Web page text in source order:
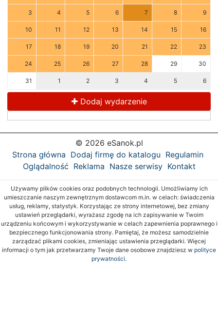
3 4 5 6 7 8 9
10 11 12 13 14 15 16
17 18 19 20 21 22 23
24 25 26 27 28 29 30
31 1 2 3 4 5 6
Dodaj wydarzenie
© 2026 eSanok.pl
Strona główna Dodaj firmę do katalogu Regulamin
Oglądalność Reklama Nasze serwisy Kontakt
Używamy plików cookies oraz podobnych technologii. Umożliwiamy ich
umieszczanie naszym zewnętrznym dostawcom m.in. w celach: świadczenia
usług, reklamy, statystyk. Korzystając ze strony internetowej, bez zmiany
ustawień przeglądarki, wyrażasz zgodę na ich zapisywanie w Twoim
urządzeniu końcowym i wykorzystywanie w celach zapewnienia poprawnego i
bezpiecznego funkcjonowania strony. Pamiętaj, że możesz samodzielnie
zarządzać plikami cookies, zmieniając ustawienia przeglądarki. Więcej
informacji o tym jak przetwarzamy Twoje dane osobowe znajdziesz w polityce
prywatności.